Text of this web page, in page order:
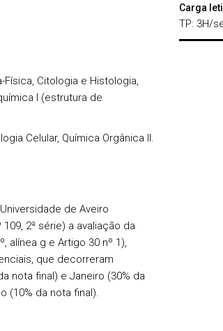
Citologia e Histologia,
I (estrutura de
Celular, Química Orgânica II.
de Aveiro
2ª série) a avaliação da
alínea g e Artigo 30 nº 1),
que decorreram
nota final) e Janeiro (30% da
(10% da nota final).
Carga
TP: 3H/